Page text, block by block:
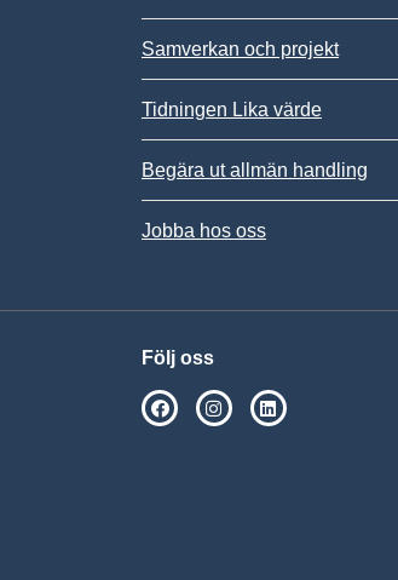
Samverkan och projekt
Tidningen Lika värde
Begära ut allmän handling
Jobba hos oss
Följ oss
SPSM på Facebook
SPSM på Instagram